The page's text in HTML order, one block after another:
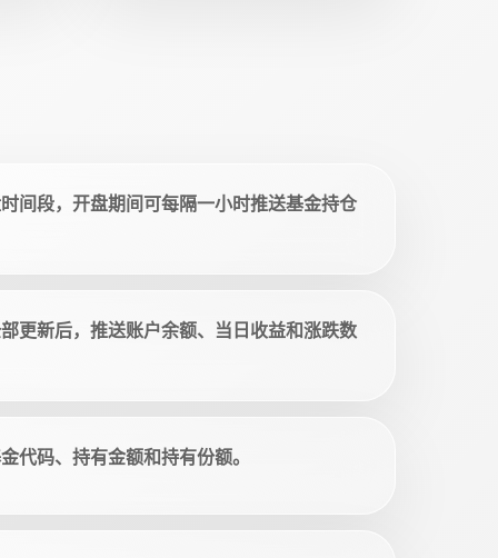
间段，开盘期间可每隔一小时推送基金持仓
更新后，推送账户余额、当日收益和涨跌数
代码、持有金额和持有份额。